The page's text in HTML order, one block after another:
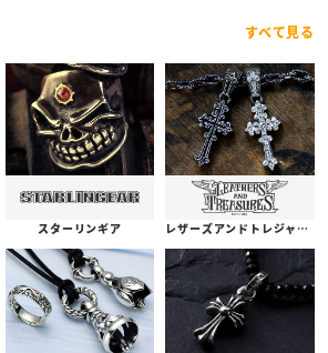
すべて見る
スターリンギア レザーズアンドトレジャーズ